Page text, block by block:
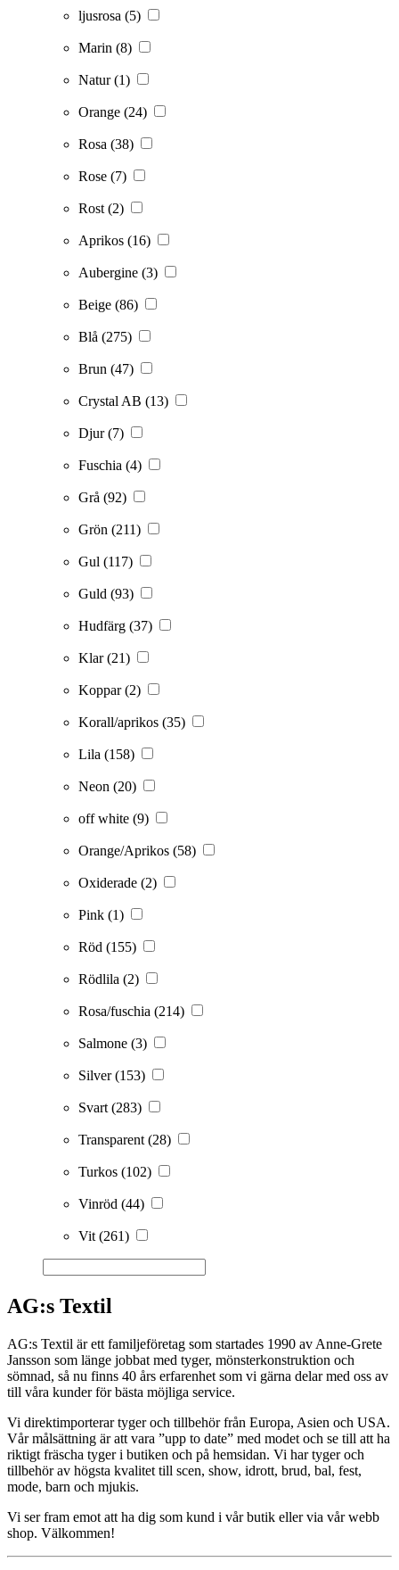
ljusrosa (5)
Marin (8)
Natur(1)
Orange (24)
Rosa (38)
Rose (7)
Rost (2)
Aprikos (16)
Aubergine (3)
Beige (86)
Blå (275)
Brun (47)
Crystal AB (13)
Djur(7)
Fuschia (4)
Grå (92)
Grön (211)
Gul (117)
Guld (93)
Hudfärg (37)
Klar(21)
Koppar(2)
Korall/aprikos (35)
Lila (158)
Neon (20)
off white (9)
Orange/Aprikos (58)
Oxiderade (2)
Pink (1)
Röd (155)
Rödlila (2)
Rosa/fuschia (214)
Salmone (3)
Silver(153)
Svart (283)
Transparent (28)
Turkos (102)
Vinröd (44)
Vit (261)
AG:s Textil
AG:s Textil är ett familjeföretag som startades 1990 av Anne-Grete
Jansson som länge jobbat med tyger, mönsterkonstruktion och
sömnad, så nu finns 40 års erfarenhet som vi gärna delar med oss av
till våra kunder för bästa möjliga service.
Vi direktimporterar tyger och tillbehör från Europa, Asien och USA.
Vår målsättning är att vara ”upp to date” med modet och se till att ha
riktigt fräscha tyger i butiken och på hemsidan. Vi har tyger och
tillbehör av högsta kvalitet till scen, show, idrott, brud, bal, fest,
mode, barn och mjukis.
Vi ser fram emot att ha dig som kund i vår butik eller via vår webb
shop. Välkommen!